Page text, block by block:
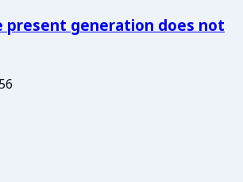
present generation does not
56